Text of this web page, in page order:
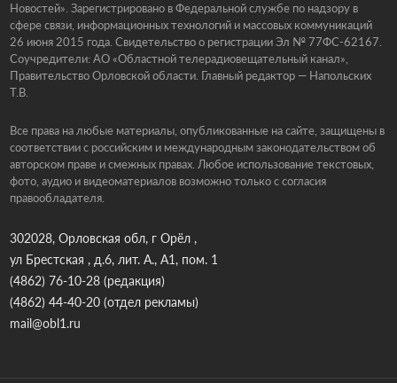
Новостей». Зарегистрировано в Федеральной службе по надзору в
сфере связи, информационных технологий и массовых коммуникаций
26 июня 2015 года. Свидетельство о регистрации Эл № 77ФС-62167.
Соучредители: АО «Областной телерадиовещательный канал»,
Правительство Орловской области. Главный редактор — Напольских
Т.В.
Все права на любые материалы, опубликованные на сайте, защищены в
соответствии с российским и международным законодательством об
авторском праве и смежных правах. Любое использование текстовых,
фото, аудио и видеоматериалов возможно только с согласия
правообладателя.
302028, Орловская обл, г Орёл ,
ул Брестская , д.6, лит. А., А1, пом. 1
(4862) 76-10-28(редакция)
(4862) 44-40-20(отдел рекламы)
mail@obl1.ru